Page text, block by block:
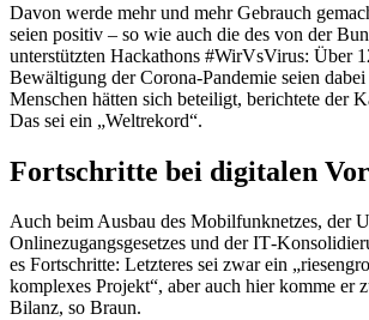
Davon werde mehr und mehr Gebrauch
seien positiv – so wie auch die des von der
unterstützten Hackathons #WirVsVirus: Über
Bewältigung der Corona-Pandemie seien
Menschen hätten sich beteiligt, berichtete der
Das sei ein „Weltrekord“.
Fortschritte bei digitalen
Auch beim Ausbau des Mobilfunknetzes, der
Onlinezugangsgesetzes und derIT-
es Fortschritte: Letzteres sei zwar ein
komplexes Projekt“, aber auch hier komme er
Bilanz, so Braun.